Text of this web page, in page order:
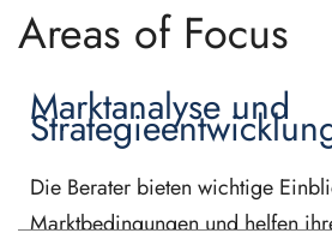
Areas of Focus
Marktanalyse und
Die Berater bieten wichtige
Marktbedingungen und helfen